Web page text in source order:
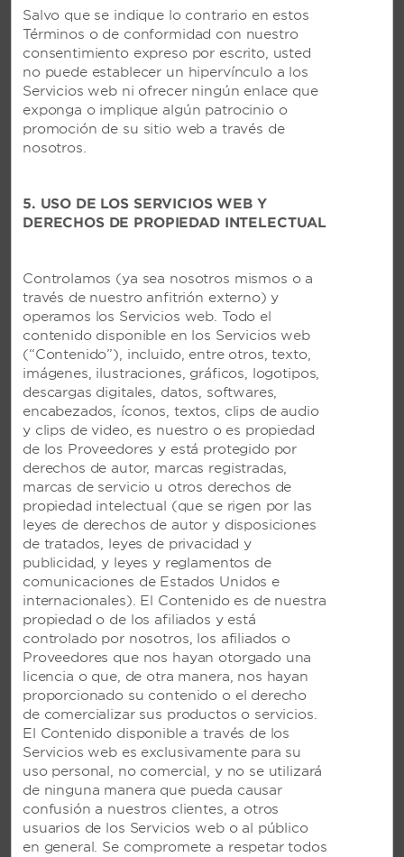
VER RESORT
VIVA DOMINICUS PALACE BY
WYNDHAM, UN TRADEMARK
ALL-INCLUSIVE RESORT EN LA
ROMANA, REPÚBLICA
DOMINICANA
Una escapada a la playa con un spa y 10
restaurantes; además, acceso a Viva
Dominicus Beach by Wyndham, un
Trademark All-Inclusive Resort
VER RESORT
Salvo que se indique lo contrario en estos
Términos o de conformidad con nuestro
consentimiento expreso por escrito, usted
no puede establecer un hipervínculo a los
Servicios web ni ofrecer ningún enlace que
exponga o implique algún patrocinio o
promoción de su sitio web a través de
nosotros.
5. USO DE LOS SERVICIOS WEB Y
DERECHOS DE PROPIEDAD INTELECTUAL
Controlamos (ya sea nosotros mismos o a
través de nuestro anfitrión externo) y
operamos los Servicios web. Todo el
contenido disponible en los Servicios web
(“Contenido”), incluido, entre otros, texto,
imágenes, ilustraciones, gráficos, logotipos,
descargas digitales, datos, softwares,
encabezados, íconos, textos, clips de audio
y clips de video, es nuestro o es propiedad
de los Proveedores y está protegido por
derechos de autor, marcas registradas,
marcas de servicio u otros derechos de
propiedad intelectual (que se rigen por las
leyes de derechos de autor y disposiciones
de tratados, leyes de privacidad y
publicidad, y leyes y reglamentos de
comunicaciones de Estados Unidos e
internacionales). El Contenido es de nuestra
propiedad o de los afiliados y está
controlado por nosotros, los afiliados o
Proveedores que nos hayan otorgado una
licencia o que, de otra manera, nos hayan
proporcionado su contenido o el derecho
de comercializar sus productos o servicios.
El Contenido disponible a través de los
Servicios web es exclusivamente para su
uso personal, no comercial, y no se utilizará
de ninguna manera que pueda causar
confusión a nuestros clientes, a otros
usuarios de los Servicios web o al público
en general. Se compromete a respetar todos